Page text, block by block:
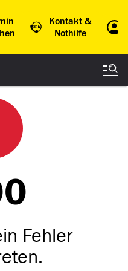
Kontakt &
Nothilfe
Fehler